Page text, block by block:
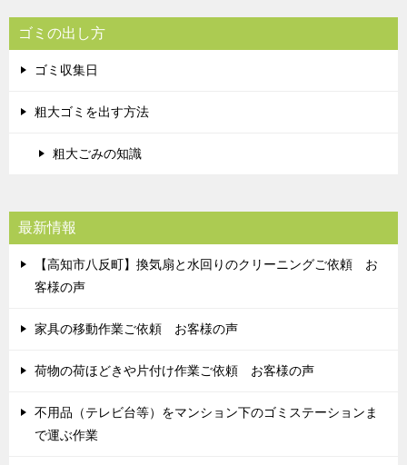
ゴミの出し方
ゴミ収集日
粗大ゴミを出す方法
粗大ごみの知識
最新情報
【高知市八反町】換気扇と水回りのクリーニングご依頼 お
客様の声
家具の移動作業ご依頼 お客様の声
荷物の荷ほどきや片付け作業ご依頼 お客様の声
不用品（テレビ台等）をマンション下のゴミステーションま
で運ぶ作業